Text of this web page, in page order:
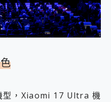
型，Xiaomi 17 Ultra 機